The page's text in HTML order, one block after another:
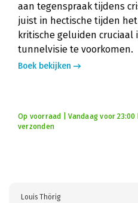
aan tegenspraak tijdens
juist in hectische tijden
kritische geluiden cruciaal
tunnelvisie te voorkomen.
Boek bekijken
Op voorraad | Vandaag voor
verzonden
Louis Thörig